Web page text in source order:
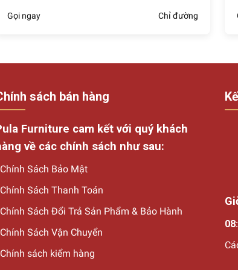
đang HOT nhất
thường có đế chắc chắn để đứng vững trên sàn
Gương soi đứng thẳng
đặt dựa vào tường, thường có thiết kế đơn giản và
phòng tắm.
Gương soi đứng dựa tường
bạn có thể điều chỉnh góc nhìn của mình.
Gọi ngay Chỉ đường
sách bán hàng
Furniture cam kết với quý khách
về các chính sách như sau:
Chính Sách Bảo Mật
Chính Sách Thanh Toán
Chính Sách Đổi Trả Sản Phẩm & Bảo Hành
Chính Sách Vận Chuyển
Chính sách kiểm hàng